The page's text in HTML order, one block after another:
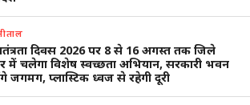
दिवस 2026 पर 8 से 16 अगस्त तक जिले
में चलेगा विशेष स्वच्छता अभियान, सरकारी भवन
जगमग, प्लास्टिक ध्वज से रहेगी दूरी